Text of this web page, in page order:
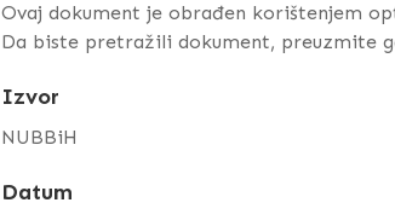
Ovaj dokument je obrađen korištenjem
Da biste pretražili dokument, preuzmite
Izvor
NUBBiH
Datum